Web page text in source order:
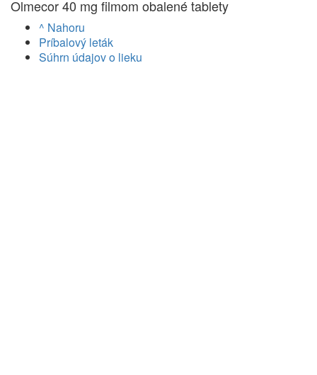
Olmecor 40 mg filmom obalené tablety
^ Nahoru
Príbalový leták
Súhrn údajov o lieku